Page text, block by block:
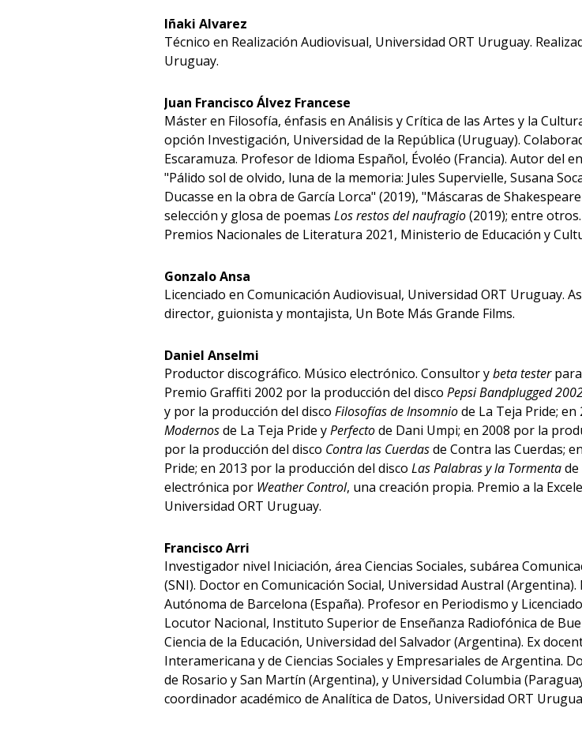
Iñaki Alvarez
Técnico en Realización Audiovisual, Universidad ORT Uruguay.
Uruguay.
Juan Francisco Álvez Francese
Máster en Filosofía, énfasis en Análisis y Crítica de las Artes y la
opción Investigación, Universidad de la República (Uruguay).
Escaramuza. Profesor de Idioma Español, Évoléo (Francia). Autor del
"Pálido sol de olvido, luna de la memoria: Jules Supervielle, Susana
Ducasse en la obra de García Lorca" (2019), "Máscaras de
selección y glosa de poemasLos restos del naufragio(2019); entre
Premios Nacionales de Literatura 2021, Ministerio de Educación y
Gonzalo Ansa
Licenciado en Comunicación Audiovisual, Universidad ORT Uruguay.
director, guionista y montajista, Un Bote Más Grande Films.
Daniel Anselmi
Productor discográfico. Músico electrónico. Consultor ybeta testerpara
Premio Graffiti 2002 por la producción del discoPepsi Bandplugged
y por la producción del discoFilosofías de Insomniode La Teja Pride;
Modernosde La Teja Pride yPerfectode Dani Umpi; en 2008 por la
por la producción del disco Contra las Cuerdasde Contra las Cuerdas;
Pride; en 2013 por la producción del discoLas Palabras y la Tormenta
electrónica por Weather Control, una creación propia. Premio a la
Universidad ORT Uruguay.
Francisco Arri
Investigador nivel Iniciación, área Ciencias Sociales, subárea
(SNI). Doctor en Comunicación Social, Universidad Austral
Autónoma de Barcelona (España). Profesor en Periodismo y
Locutor Nacional, Instituto Superior de Enseñanza Radiofónica de
Ciencia de la Educación, Universidad del Salvador (Argentina). Ex
Interamericana y de Ciencias Sociales y Empresariales de Argentina.
de Rosario y San Martín (Argentina), y Universidad Columbia
coordinador académico de Analítica de Datos, Universidad ORT